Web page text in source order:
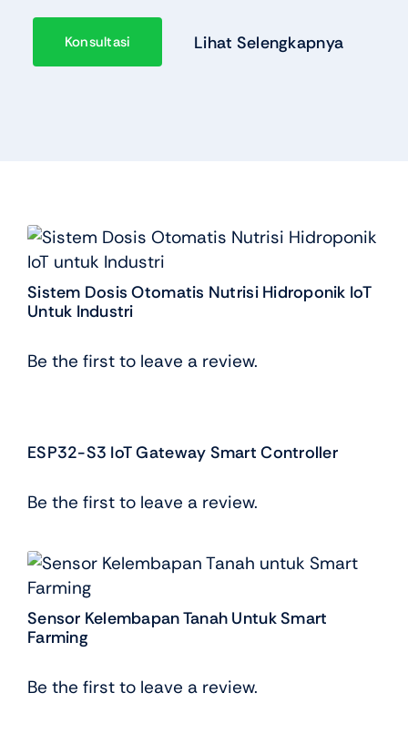
Konsultasi Lihat Selengkapnya
Sistem Dosis Otomatis Nutrisi Hidroponik IoT
Untuk Industri
Be the first to leave a review.
ESP32-S3 IoT Gateway Smart Controller
Be the first to leave a review.
Sensor Kelembapan Tanah Untuk Smart
Farming
Be the first to leave a review.